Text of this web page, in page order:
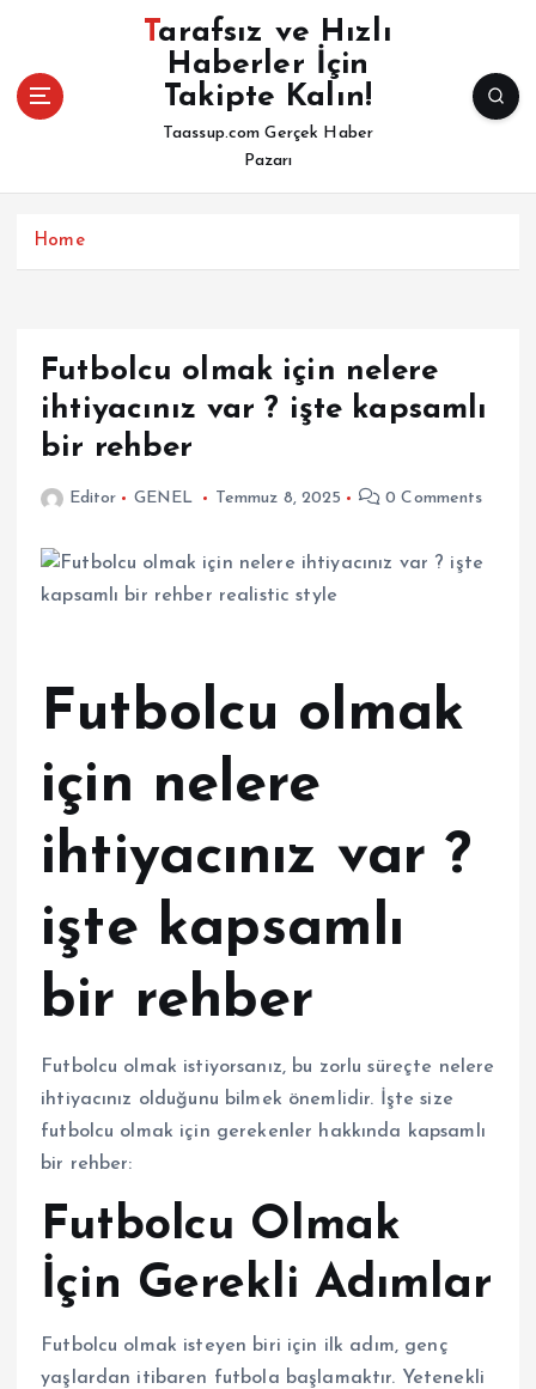
Tarafsız ve Hızlı
Haberler İçin
Takipte Kalın!
Taassup.com Gerçek Haber
Pazarı
Home
Futbolcu olmak için nelere
ihtiyacınız var ? işte kapsamlı
bir rehber
Editor GENEL Temmuz 8, 2025 0 Comments
Futbolcu olmak
için nelere
ihtiyacınız var ?
işte kapsamlı
bir rehber
Futbolcu olmak istiyorsanız, bu zorlu süreçte nelere
ihtiyacınız olduğunu bilmek önemlidir. İşte size
futbolcu olmak için gerekenler hakkında kapsamlı
bir rehber:
Futbolcu Olmak
İçin Gerekli Adımlar
Futbolcu olmak isteyen biri için ilk adım, genç
yaşlardan itibaren futbola başlamaktır. Yetenekli